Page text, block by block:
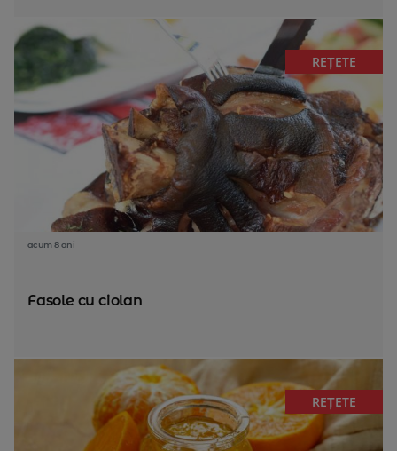
REȚETE
acum 8 ani
Fasole cu ciolan
REȚETE